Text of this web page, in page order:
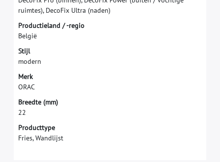
ruimtes), DecoFix Ultra (naden)
Productieland /-regio
België
Stijl
modern
Merk
ORAC
Breedte (mm)
22
Producttype
Fries, Wandlijst